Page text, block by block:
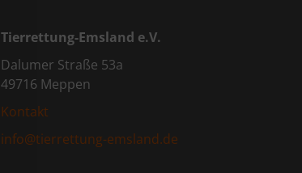
Tierrettung-Emsland e.V.
Dalumer Straße 53a
49716 Meppen
Kontakt
info@tierrettung-emsland.de